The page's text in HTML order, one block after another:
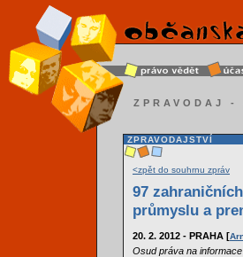
ZPRAVODAJ
ZPRAVODAJSTVÍ
<zpět do souhrnu zpráv
97
průmyslu a
20. 2. 2012 - PRAHA [
Osud práva na